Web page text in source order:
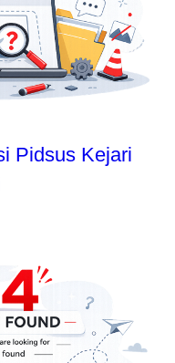
Pidsus Kejari